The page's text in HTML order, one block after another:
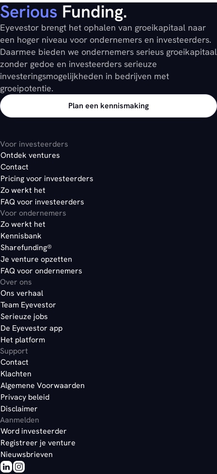
Serious Funding.
Eyevestor brengt het ophalen van groeikapitaal naar
een hoger niveau voor ondernemers en investeerders.
Daarmee bieden we ondernemers serieus groeikapitaal
zonder gedoe en investeerders serieuze
investeringsmogelijkheden in bedrijven met
groeipotentie.
Plan een kennismaking
Voor investeerders
Ontdek ventures
Contact
Pricing voor investeerders
Zo werkt het
FAQ voor investeerders
Voor ondernemers
Zo werkt het
Kennisbank
Sharefunding®
Je venture opzetten
FAQ voor ondernemers
Over ons
Ons verhaal
Team Eyevestor
Serieuze jobs
De Eyevestor app
Het platform
Support
Contact
Klachten
Algemene Voorwaarden
Privacy beleid
Disclaimer
Aanmelden
Word investeerder
Registreer je venture
Nieuwsbrieven